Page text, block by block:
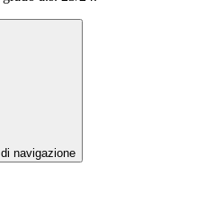
navigazione